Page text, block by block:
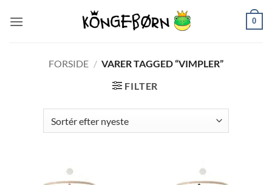
0
FORSIDE / VARER TAGGED “VIMPLER”
FILTER